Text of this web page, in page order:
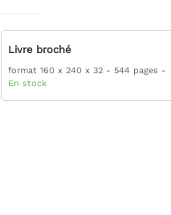
Livre broché
format 160 x 240 x 32
544 pages
En stock